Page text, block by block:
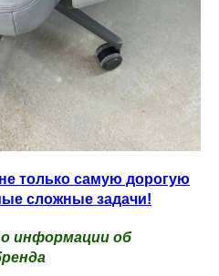
только самую дорогую
сложные задачи!
информации об